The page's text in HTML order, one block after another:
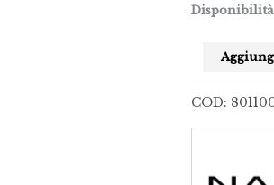
COD: